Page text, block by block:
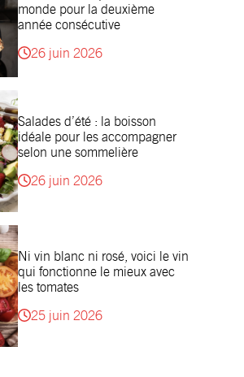
monde pour la deuxième
année consécutive
26 juin 2026
Salades d’été : la boisson
idéale pour les accompagner
selon une sommelière
26 juin 2026
Ni vin blanc ni rosé, voici le vin
qui fonctionne le mieux avec
les tomates
25 juin 2026